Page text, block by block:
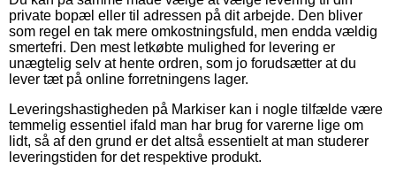
private bopæl eller til adressen på dit arbejde. Den bliver
som regel en tak mere omkostningsfuld, men endda vældig
smertefri. Den mest letkøbte mulighed for levering er
unægtelig selv at hente ordren, som jo forudsætter at du
lever tæt på online forretningens lager.
Leveringshastigheden på Markiser kan i nogle tilfælde være
temmelig essentiel ifald man har brug for varerne lige om
lidt, så af den grund er det altså essentielt at man studerer
leveringstiden for det respektive produkt.